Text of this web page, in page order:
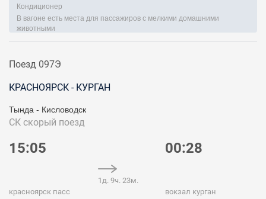
Кондиционер
В вагоне есть места для пассажиров с мелкими домашними
животными
Поезд 097Э
КРАСНОЯРСК - КУРГАН
Тында - Кисловодск
СК скорый поезд
15:05
красноярск пасс
1д. 9ч. 23м.
00:28
вокзал курган